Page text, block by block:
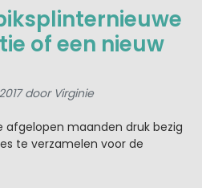
of een nieuw
door Virginie
afgelopen maanden druk bezig
te verzamelen voor de